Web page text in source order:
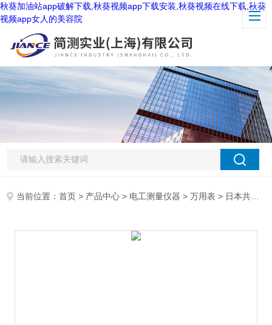
秋葵加油站app破解下载,秋葵视频app下载安装,秋葵视频在线下载,秋葵
视频app女人的美容院
当前位置：首页 > 产品中心 > 电工测量仪器 >万用表 > 日本共立KEW1020R万用表